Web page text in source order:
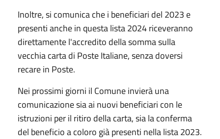
Inoltre, si comunica che i beneficiari del 2023 e
presenti anche in questa lista 2024 riceveranno
direttamente l'accredito della somma sulla
vecchia carta di Poste Italiane, senza doversi
recare in Poste.
Nei prossimi giorni il Comune invierà una
comunicazione sia ai nuovi beneficiari con le
istruzioni per il ritiro della carta, sia la conferma
del beneficio a coloro già presenti nella lista 2023.